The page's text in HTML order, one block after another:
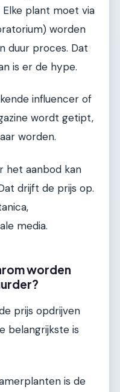
plant moet via
worden
duur proces. Dat
is er de hype.
influencer of
wordt getipt,
worden.
het aanbod kan
drijft de prijs op.
media.
worden
prijs opdrijven
belangrijkste is
is de